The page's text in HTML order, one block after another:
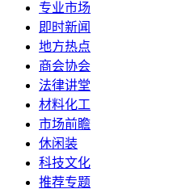
专业市场
即时新闻
地方热点
商会协会
法律讲堂
材料化工
市场前瞻
休闲装
科技文化
推荐专题